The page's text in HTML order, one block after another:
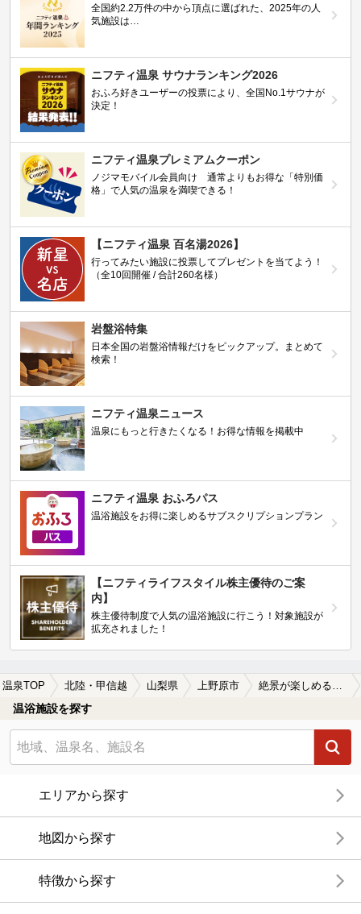
全国約2.2万件の中から頂点に選ばれた、2025年の人
気施設は…
ニフティ温泉 サウナランキング2026
おふろ好きユーザーの投票により、全国No.1サウナが
決定！
ニフティ温泉プレミアムクーポン
ノジマモバイル会員向け 通常よりもお得な「特別価
格」で人気の温泉を満喫できる！
【ニフティ温泉 百名湯2026】
行ってみたい施設に投票してプレゼントを当てよう！
（全10回開催 / 合計260名様）
岩盤浴特集
日本全国の岩盤浴情報だけをピックアップ。まとめて
検索！
ニフティ温泉ニュース
温泉にもっと行きたくなる！お得な情報を掲載中
ニフティ温泉 おふろパス
温浴施設をお得に楽しめるサブスクリプションプラン
【ニフティライフスタイル株主優待のご案
内】
株主優待制度で人気の温浴施設に行こう！対象施設が
拡充されました！
温泉TOP 北陸・甲信越 山梨県 上野原市 絶景が楽しめる上野原市の温泉、日帰り温泉、スーパー銭湯おすすめ
温浴施設を探す
エリアから探す
地図から探す
特徴から探す